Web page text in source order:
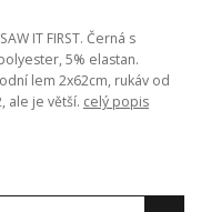
IT FIRST. Černá s
5% elastan.
lem 2x62cm, rukáv od
ale je větší. celý popis